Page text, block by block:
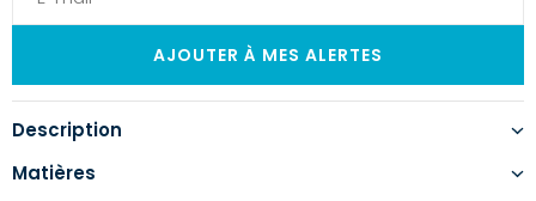
Description
Matières